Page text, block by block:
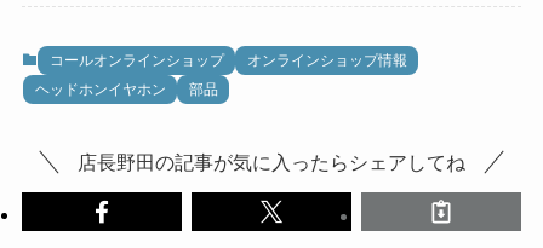
コールオンラインショップ
オンラインショップ情報
ヘッドホンイヤホン
部品
店長野田の記事が気に入ったらシェアしてね